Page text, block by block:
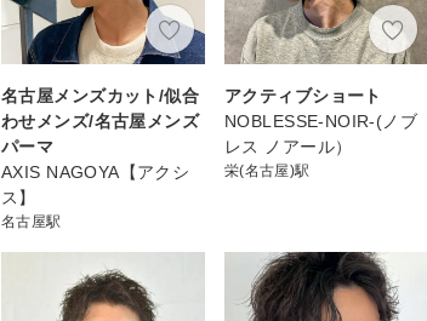
名古屋メンズカット/似合
わせメンズ/名古屋メンズ
パーマ
AXIS NAGOYA【アクシ
ス】
名古屋駅
アクティブショート
NOBLESSE-NOIR-(ノブ
レス ノアール）
栄(名古屋)駅